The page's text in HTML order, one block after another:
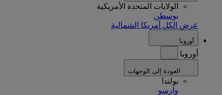
الولايات المتحدة الأمريكية
بوسطن
عرض الكل أمريكا الشمالية
أوروبا
أوروبا
بولندا
وارسو